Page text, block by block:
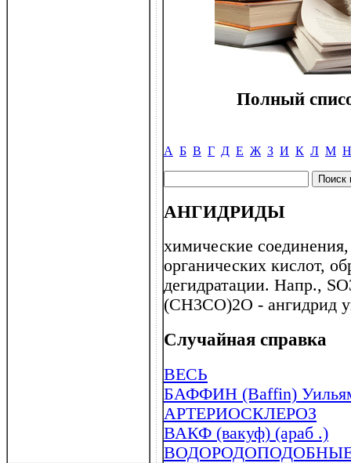
Полный
А Б В Г Д Е Ж З И К Л М Н
АНГИДРИДЫ
химические
органических кислот,
дегидратации. Напр.,
(CH3CO)2O - ангидрид
Случайная справка
ВЕСЬ
БАФФИН (Baffin)
АРТЕРИОСКЛЕРОЗ
ВАКФ (вакуф) (араб .)